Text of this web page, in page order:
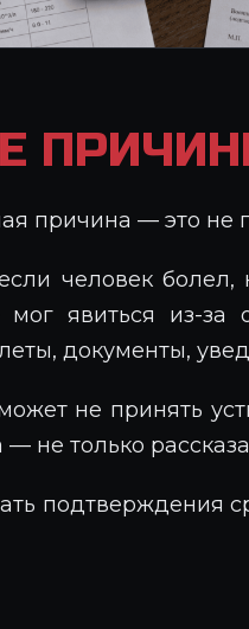
причина — это не
человек
мог явиться из-за
документы,
не принять
не только
подтверждения